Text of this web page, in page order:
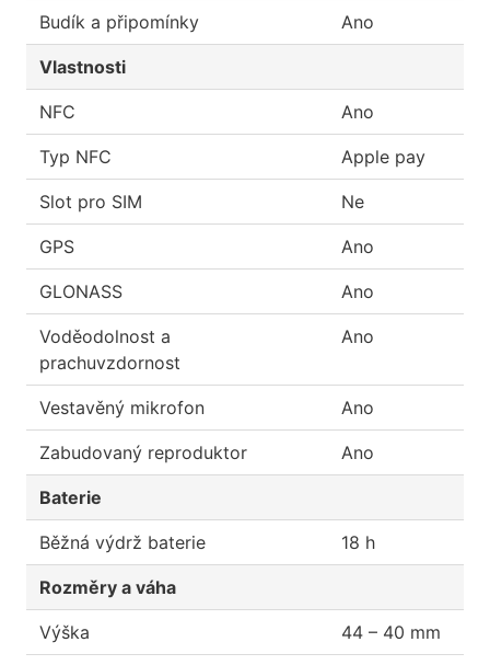
Budík a připomínky Ano
Vlastnosti
NFC Ano
Typ NFC Apple pay
Slot pro SIM Ne
GPS Ano
GLONASS Ano
Voděodolnost a
prachuvzdornost
Ano
Vestavěný mikrofon Ano
Zabudovaný reproduktor Ano
Baterie
Běžná výdrž baterie 18 h
Rozměry a váha
Výška 44 – 40 mm